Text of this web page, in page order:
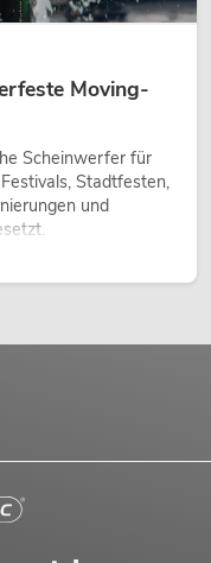
Moving-
Scheinwerfer für
Stadtfesten,
und